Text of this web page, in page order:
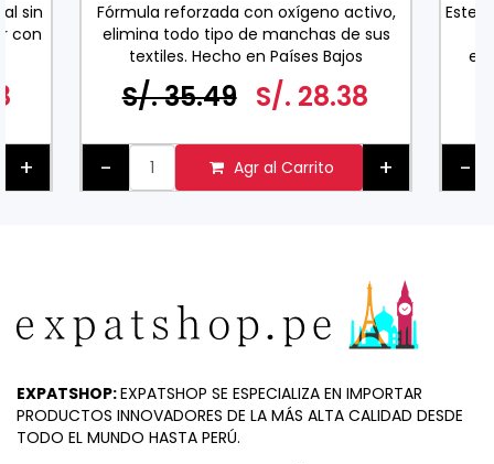
sin
con
+
Fórmula reforzada con oxígeno activo,
elimina todo tipo de manchas de sus
textiles. Hecho en Países Bajos
S/. 35.49 S/. 28.38
- Agr al Carrito +
Este
-
EXPATSHOP:EXPATSHOP SE ESPECIALIZA EN IMPORTAR
PRODUCTOS INNOVADORES DE LA MÁS ALTA CALIDAD DESDE
TODO EL MUNDO HASTA PERÚ.